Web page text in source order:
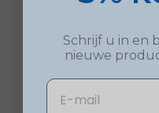
Schrijf u in en
nieuwe
Email